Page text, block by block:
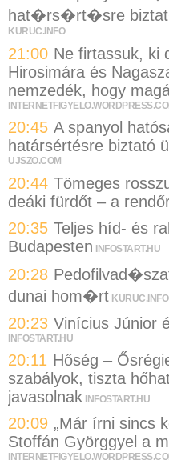
hat�rs�rt�sre
KURUC.INFO
21:00 Ne firtassuk, ki
Hirosimára és
nemzedék, hogy
20:45 A spanyol
határsértésre biztató
UJSZO.COM
20:44 Tömeges
deáki fürdőt – a
20:35 Teljes híd- és
Budapesten INFOSTART.HU
20:28
dunai hom�rt KURUC.INFO
20:23 Vinícius Júnior
INFOSTART.HU
20:11 Hőség –
szabályok, tiszta
javasolnak INFOSTART.HU
20:09 „Már írni sincs
Stoffán Györggyel a